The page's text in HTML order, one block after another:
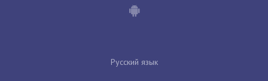
Русский язык